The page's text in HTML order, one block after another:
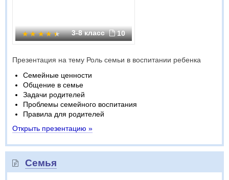
3-8 класс 10
Презентация на тему Роль семьи в воспитании ребенка
Семейные ценности
Общение в семье
Задачи родителей
Проблемы семейного воспитания
Правила для родителей
Открыть презентацию »
Cемья